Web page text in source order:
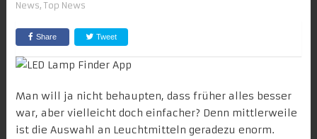
News,Top News
Share Tweet
Man will ja nicht behaupten, dass früher alles besser
war, aber vielleicht doch einfacher? Denn mittlerweile
ist die Auswahl an Leuchtmitteln geradezu enorm.